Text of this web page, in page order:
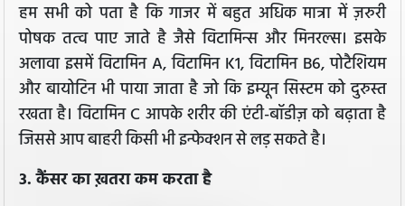
हम सभी को पता है कि गाजर में बहुत अधिक मात्रा में ज़रुरी
पोषक तत्व पाए जाते है जैसे विटामिन्स और मिनरल्स। इसके
अलावा इसमें विटामिन A, विटामिन K1, विटामिन B6, पोटैशियम
और बायोटिन भी पाया जाता है जो कि इम्यून सिस्टम को दुरुस्त
रखता है। विटामिन C आपके शरीर की एंटी-बॉडीज़ को बढ़ाता है
जिससे आप बाहरी किसी भी इन्फेक्शन से लड़ सकते है।
3. कैंसर का ख़तरा कम करता है